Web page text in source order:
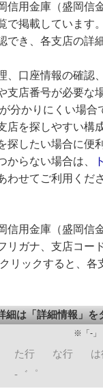
信用金庫（盛岡信
で掲載しています
でき、各支店の詳
、口座情報の確認
支店番号が必要な
分かりにくい場合
店を探しやすい構
探したい場合に便
からない場合は、
わせてご利用くだ
信用金庫（盛岡信
リガナ、支店コー
リックすると、各
細は「詳細情報」を
※「-」
た行 な行
-゛゜